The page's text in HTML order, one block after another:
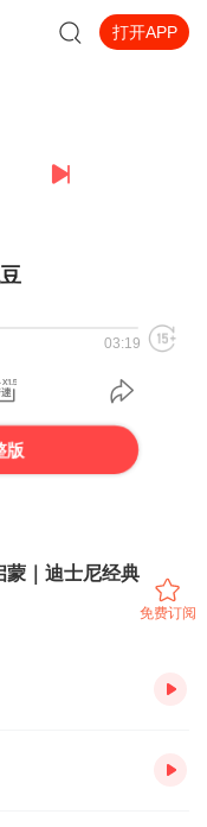
打开APP
03:19
版
蒙｜迪士尼经典
免费订阅